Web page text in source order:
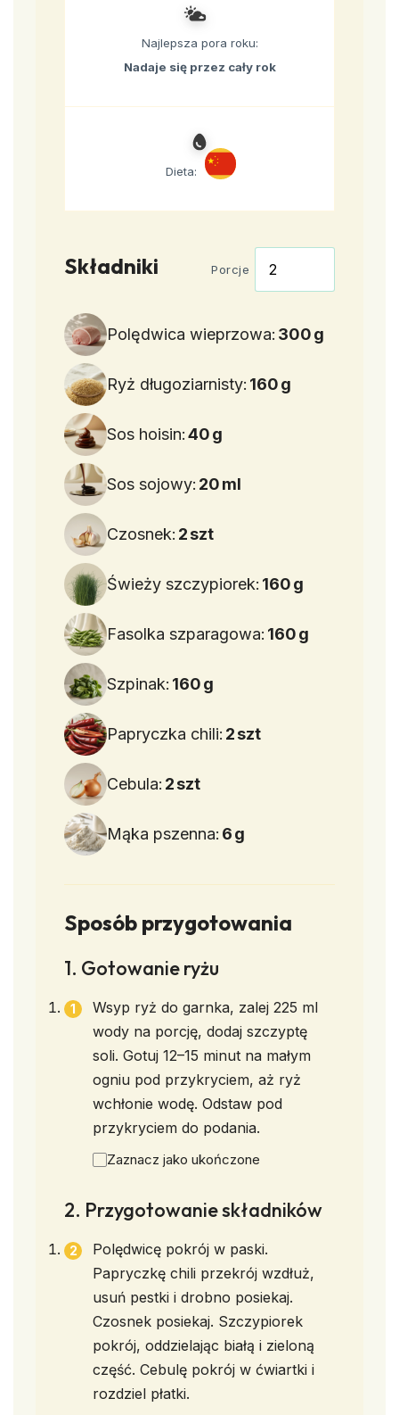
Najlepsza pora roku:
Nadaje się przez cały rok
Dieta:
Składniki Porcje
Polędwica wieprzowa: 300g
Ryż długoziarnisty: 160g
Sos hoisin:40g
Sos sojowy: 20ml
Czosnek: 2szt
Świeży szczypiorek: 160g
Fasolka szparagowa: 160g
Szpinak: 160g
Papryczka chili: 2szt
Cebula: 2szt
Mąka pszenna: 6g
Sposób przygotowania
1. Gotowanie ryżu
Wsyp ryż do garnka, zalej 225 ml
wody na porcję, dodaj szczyptę
soli. Gotuj 12–15 minut na małym
ogniu pod przykryciem, aż ryż
wchłonie wodę. Odstaw pod
przykryciem do podania.
Zaznacz jako ukończone
2. Przygotowanie składników
Polędwicę pokrój w paski.
Papryczkę chili przekrój wzdłuż,
usuń pestki i drobno posiekaj.
Czosnek posiekaj. Szczypiorek
pokrój, oddzielając białą i zieloną
część. Cebulę pokrój w ćwiartki i
rozdziel płatki.